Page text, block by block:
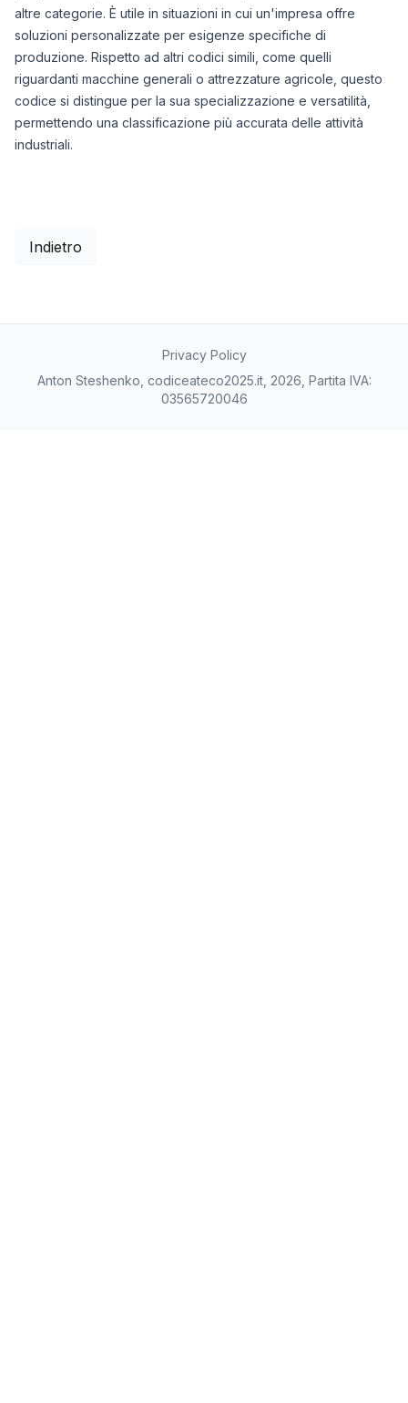
altre categorie. È utile in situazioni in cui un'impresa offre
soluzioni personalizzate per esigenze specifiche di
produzione. Rispetto ad altri codici simili, come quelli
riguardanti macchine generali o attrezzature agricole, questo
codice si distingue per la sua specializzazione e versatilità,
permettendo una classificazione più accurata delle attività
industriali.
Indietro
Privacy Policy
Anton Steshenko, codiceateco2025.it, 2026, Partita IVA:
03565720046